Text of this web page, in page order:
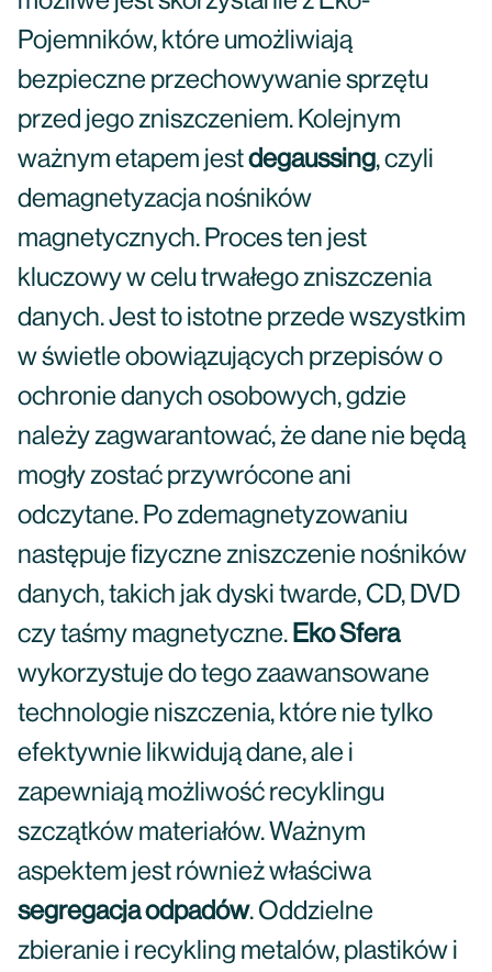
Pojemników, które umożliwiają
bezpieczne przechowywanie sprzętu
przed jego zniszczeniem. Kolejnym
ważnym etapem jestdegaussing, czyli
demagnetyzacja nośników
magnetycznych. Proces ten jest
kluczowy w celu trwałego zniszczenia
danych. Jest to istotne przede wszystkim
w świetle obowiązujących przepisów o
ochronie danych osobowych, gdzie
należy zagwarantować, że dane nie będą
mogły zostać przywrócone ani
odczytane. Po zdemagnetyzowaniu
następuje fizyczne zniszczenie nośników
danych, takich jak dyski twarde, CD, DVD
czy taśmy magnetyczne. Eko Sfera
wykorzystuje do tego zaawansowane
technologie niszczenia, które nie tylko
efektywnie likwidują dane, ale i
zapewniają możliwość recyklingu
szczątków materiałów. Ważnym
aspektem jest również właściwa
segregacja odpadów. Oddzielne
zbieranie i recykling metalów, plastików i